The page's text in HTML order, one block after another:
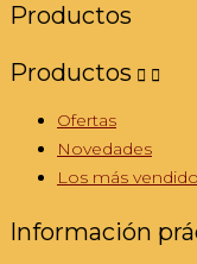
Productos
Productos  
Ofertas
Novedades
Los más
Información